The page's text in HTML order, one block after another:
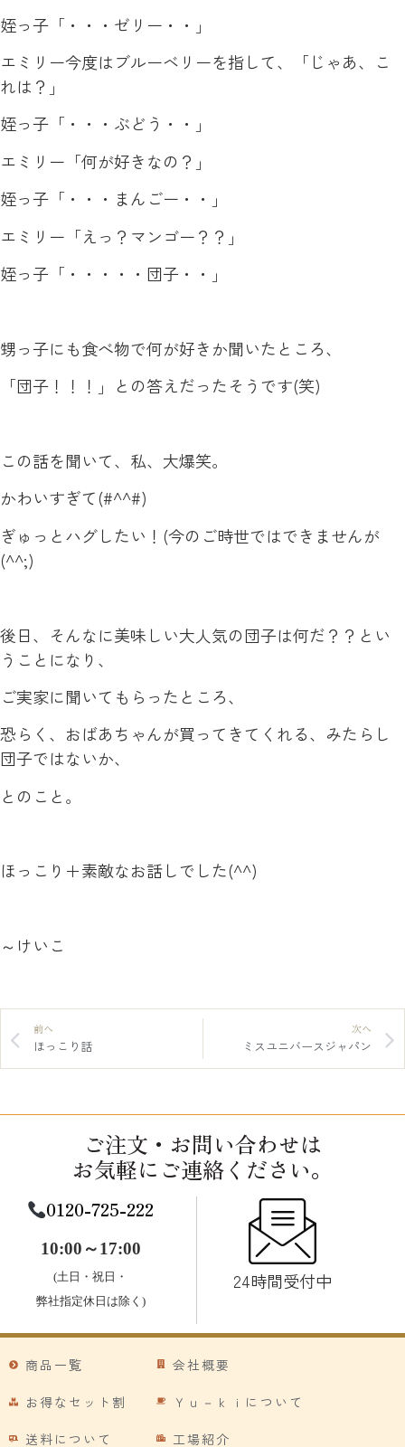
姪っ子「・・・ゼリー・・」
エミリー今度はブルーベリーを指して、「じゃあ、こ
れは？」
姪っ子「・・・ぶどう・・」
エミリー「何が好きなの？」
姪っ子「・・・まんごー・・」
エミリー「えっ？マンゴー？？」
姪っ子「・・・・・団子・・」
甥っ子にも食べ物で何が好きか聞いたところ、
「団子！！！」との答えだったそうです(笑)
この話を聞いて、私、大爆笑。
かわいすぎて(#^^#)
ぎゅっとハグしたい！(今のご時世ではできませんが
(^^;)
後日、そんなに美味しい大人気の団子は何だ？？とい
うことになり、
ご実家に聞いてもらったところ、
恐らく、おばあちゃんが買ってきてくれる、みたらし
団子ではないか、
とのこと。
ほっこり＋素敵なお話しでした(^^)
～けいこ
前へ
ほっこり話
次へ
ミスユニバースジャパン
ご注文・お問い合わせは
お気軽にご連絡ください。
0120-725-222
10:00～17:00
(土日・祝日・
弊社指定休日は除く)
24時間受付中
商品一覧
お得なセット割
送料について
会社概要
Ｙｕ－ｋｉについて
工場紹介